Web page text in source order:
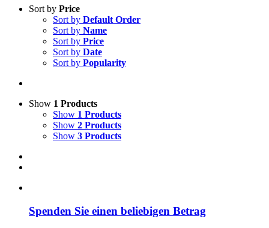
Sort by Price
Sort by Default Order
Sort by Name
Sort by Price
Sort by Date
Sort by Popularity
Show 1 Products
Show 1 Products
Show 2 Products
Show 3 Products
Spenden Sie einen beliebigen Betrag